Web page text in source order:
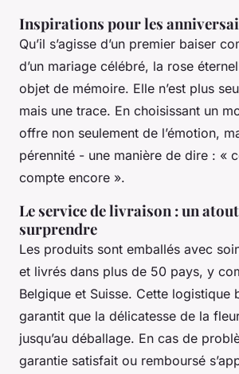
Inspirations pour les
Qu’il s’agisse d’un premier baiser
d’un mariage célébré, la rose
objet de mémoire. Elle n’est plus
mais une trace. En choisissant un
offre non seulement de l’émotion,
pérennité - une manière de dire : «
compte encore ».
Le service de livraison : un
surprendre
Les produits sont emballés avec
et livrés dans plus de 50 pays, y
Belgique et Suisse. Cette logistique
garantit que la délicatesse de la
jusqu’au déballage. En cas de
garantie satisfait ou remboursé